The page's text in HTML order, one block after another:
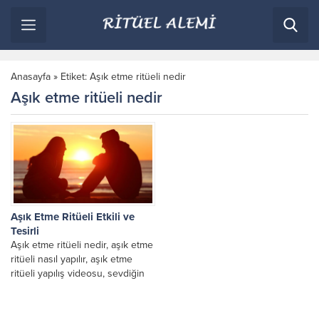
Anasayfa » Etiket: Aşık etme ritüeli nedir
Aşık etme ritüeli nedir
Aşık Etme Ritüeli Etkili ve
Tesirli
Aşık etme ritüeli nedir, aşık etme
ritüeli nasıl yapılır, aşık etme
ritüeli yapılış videosu, sevdiğin